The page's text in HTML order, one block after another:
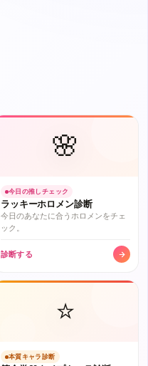
🌸
今日の推しチェック
ラッキーホロメン診断
今日のあなたに合うホロメンをチェ
ック。
診断する
⭐
本質キャラ診断